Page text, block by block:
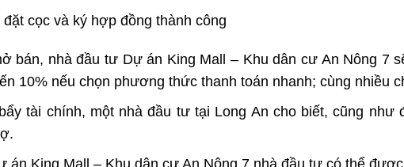
cọc và ký hợp đồng thành công
bán, nhà đầu tư Dự án King Mall – Khu dân cư An Nông 7
10% nếu chọn phương thức thanh toán nhanh; cùng nhiều
tài chính, một nhà đầu tư tại Long An cho biết, cũng
án King Mall – Khu dân cư An Nông 7 nhà đầu tư có thể